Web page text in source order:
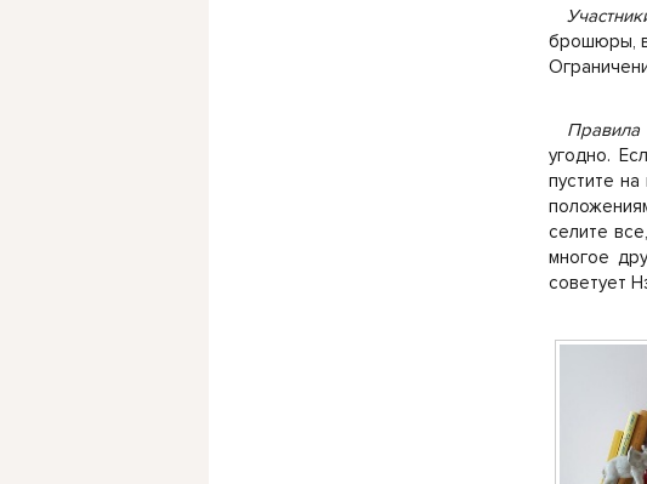
брошюры,
угодно.
пустите
селите
многое
советует